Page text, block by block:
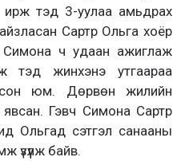
ирж тэд 3-уулаа амьдрах
Сартр Ольга хоёр
Симона ч удаан ажиглаж
тэд жинхэнэ утгаараа
юм. Дөрвөн жилийн
Гэвч Симона Сартр
Ольгад сэтгэл санааны
үзүүлж байв.